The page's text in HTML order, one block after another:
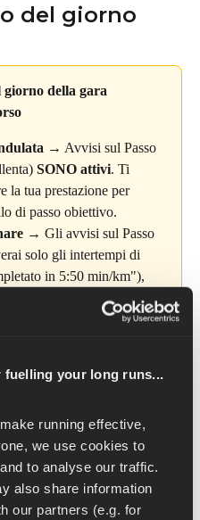
your long runs...
running effective,
we use cookies to
to analyse our traffic.
also share information
our partners (e.g. for
del giorno
della gara
→ Avvisi sul Passo
SONO attivi. Ti
la tua prestazione per
di passo obiettivo.
→ Gli avvisi sul Passo
solo gli intertempi di
in 5:50 min/km"),
l'effetto delle
su pista
o ondulato, se segui
ti verrà dato un
indicazioni audio ti diranno
per stare vicino al